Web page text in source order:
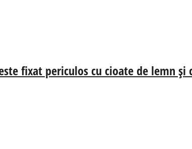
fixat periculos cu cioate de lemn